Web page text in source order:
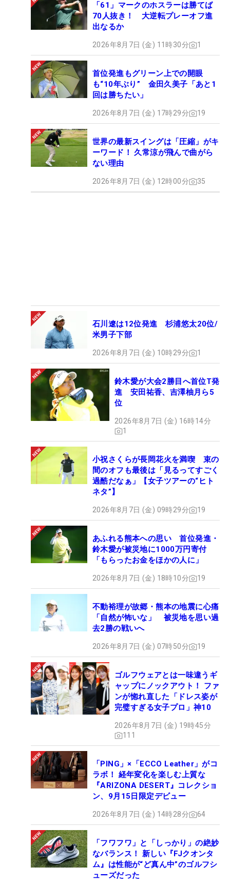
「61」マークのホスラーは勝てば
70人抜き！ 大逆転プレーオフ進
出なるか
2026年8月7日 (金) 11時30分 1
首位発進もグリーン上での開眼
も“10年ぶり” 金田久美子「あと1
回は勝ちたい」
2026年8月7日 (金) 17時29分 19
世界の最新スイングは「圧縮」がキ
ーワード！ 久常涼が飛んで曲がら
ない理由
2026年8月7日 (金) 12時00分 35
石川遼は12位発進 杉浦悠太20位/
米男子下部
2026年8月7日 (金) 10時29分 1
鈴木愛が大会2勝目へ首位T発
進 安田祐香、吉澤柚月ら5
位
2026年8月7日 (金) 16時14分
1
小祝さくらが長岡花火を満喫 束の
間のオフも最後は「見るってすごく
過酷だなぁ」【女子ツアーの“ヒト
ネタ”】
2026年8月7日 (金) 09時29分 19
あふれる熊本への思い 首位発進・
鈴木愛が被災地に1000万円寄付
「もらったお金をほかの人に」
2026年8月7日 (金) 18時10分 19
不動裕理が故郷・熊本の地震に心痛
「自然が怖いな」 被災地を思い過
去2勝の戦いへ
2026年8月7日 (金) 07時50分 19
ゴルフウェアとは一味違うギ
ャップにノックアウト！ ファ
ンが惚れ直した「ドレス姿が
完璧すぎる女子プロ」神10
2026年8月7日 (金) 19時45分
111
「PING」×「ECCO Leather」がコ
ラボ！ 経年変化を楽しむ上質な
『ARIZONA DESERT』コレクショ
ン、9月15日限定デビュー
2026年8月7日 (金) 14時28分 64
「フワフワ」と「しっかり」の絶妙
なバランス！ 新しい『FJクオンタ
ム』は性能が“ど真ん中”のゴルフシ
ューズだった